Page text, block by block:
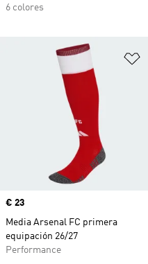
6 colores
Precio
€ 23
Media Arsenal FC primera
equipación 26/27
Performance